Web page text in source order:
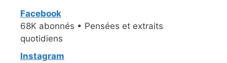
Facebook
68K abonnés • Pensées et extraits
quotidiens
Instagram